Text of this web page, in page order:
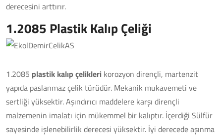
derecesini arttırır.
1.2085 Plastik Kalıp Çeliği
1.2085 plastik kalıp çelikleri korozyon dirençli, martenzit
yapıda paslanmaz çelik türüdür. Mekanik mukavemeti ve
sertliği yüksektir. Aşındırıcı maddelere karşı dirençli
malzemenin imalatı için mükemmel bir kalıptır. İçerdiği Sülfür
sayesinde işlenebilirlik derecesi yüksektir. İyi derecede aşınma